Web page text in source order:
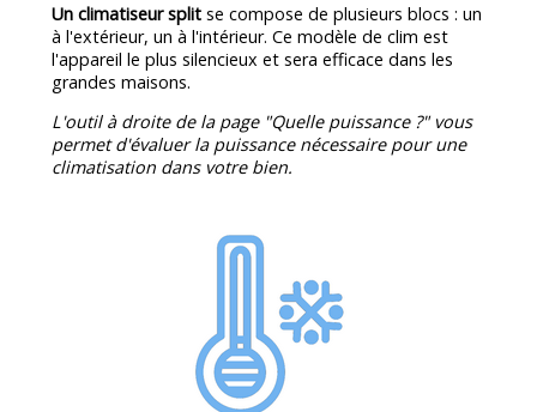
Un climatiseur split se compose de plusieurs blocs : un
à l'extérieur, un à l'intérieur. Ce modèle de clim est
l'appareil le plus silencieux et sera efficace dans les
grandes maisons.
L'outil à droite de la page "Quelle puissance ?" vous
permet d'évaluer la puissance nécessaire pour une
climatisation dans votre bien.